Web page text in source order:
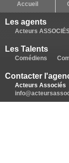
Accueil
Les agents
Acteurs
Les Talents
Comédiens
Contacter
Acteurs Associés